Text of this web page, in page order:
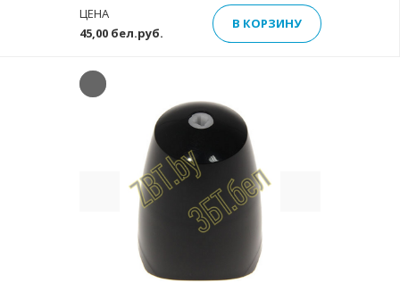
45,00 бел.руб.
ЦЕНА
В КОРЗИНУ
Previous